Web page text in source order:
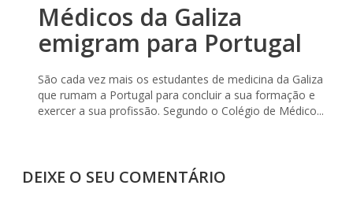
Médicos da Galiza
emigram para Portugal
São cada vez mais os estudantes de medicina da Galiza
que rumam a Portugal para concluir a sua formação e
exercer a sua profissão. Segundo o Colégio de Médico...
DEIXE O SEU COMENTÁRIO